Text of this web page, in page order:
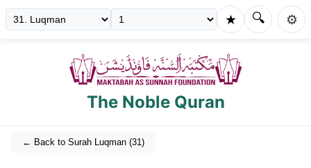
★ 🔍 ⚙️
The Noble Quran
← Back to Surah Luqman (31)